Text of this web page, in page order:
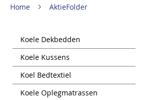
Home AktieFolder
Koele Dekbedden
Koele Kussens
Koel Bedtextiel
Koele Oplegmatrassen